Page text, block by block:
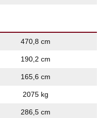
470,8 cm
190,2 cm
165,6 cm
2075 kg
286,5 cm